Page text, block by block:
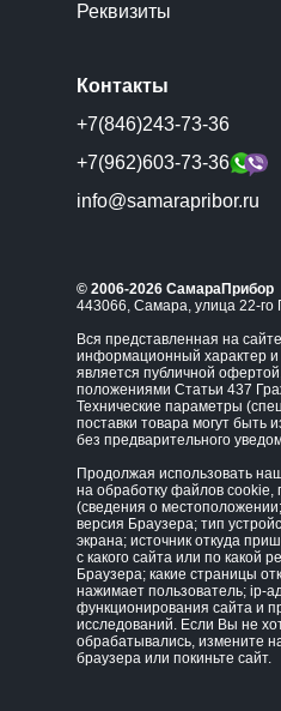
Реквизиты
Контакты
+7(846)243-73-36
+7(962)603-73-36
info@samarapribor.ru
© 2006-2026 СамараПрибор
443066, Самара, улица 22-го
Вся представленная на
информационный характер и
является публичной
положениями Статьи 437
Технические параметры
поставки товара могут быть
без предварительного
Продолжая использовать
на обработку файлов cookie,
(сведения о
версия Браузера; тип
экрана; источник откуда
с какого сайта или по какой
Браузера; какие страницы
нажимает пользователь; ip-
функционирования сайта и
исследований. Если Вы не
обрабатывались, измените
браузера или покиньте сайт.